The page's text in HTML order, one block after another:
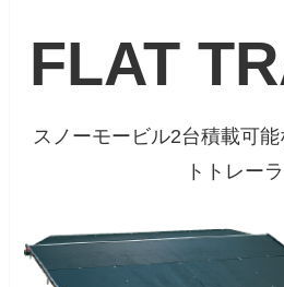
FLAT
スノーモービル2台積載可
トトレー